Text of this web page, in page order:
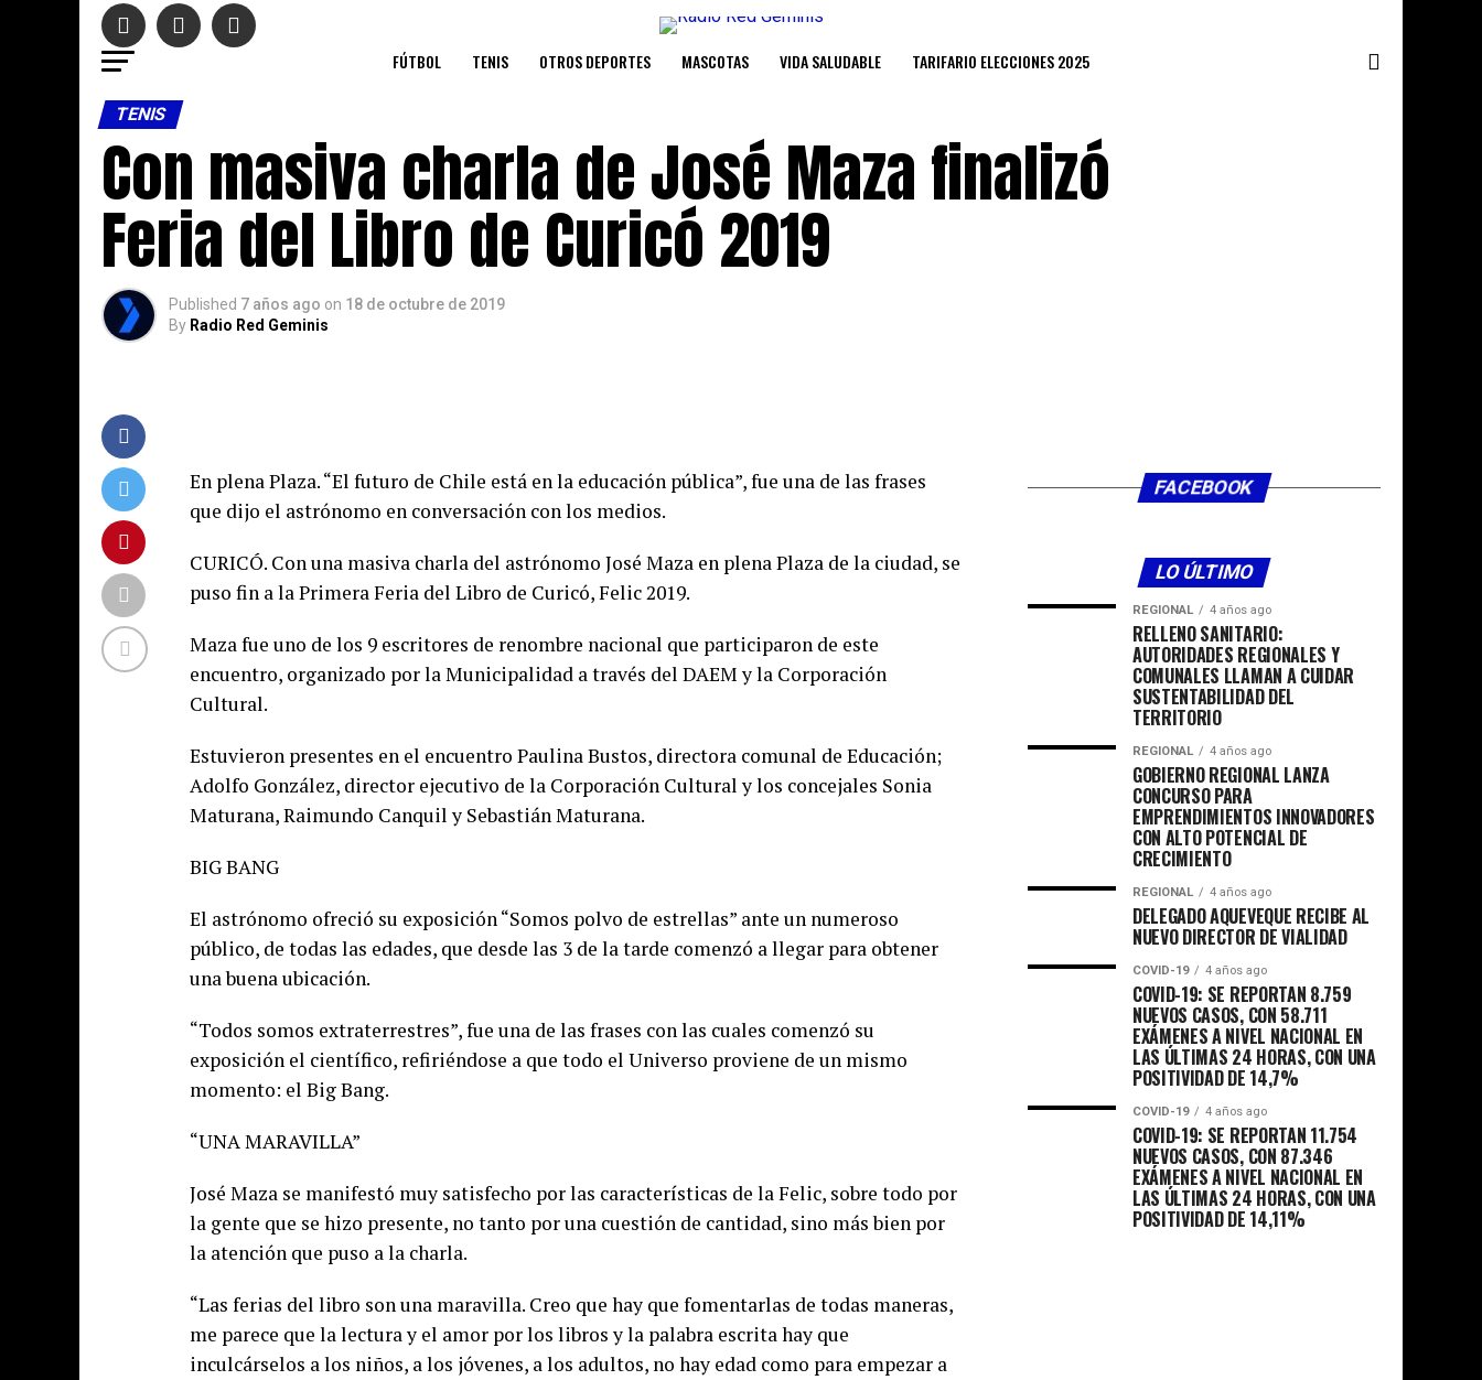
FÚTBOL TENIS OTROS DEPORTES MASCOTAS VIDA SALUDABLE TARIFARIO ELECCIONES 2025
TENIS
Con masiva charla de José Maza finalizó
Feria del Libro de Curicó 2019
Published 7 años ago on 18 de octubre de 2019
By Radio Red Geminis
En plena Plaza. “El futuro de Chile está en la educación pública”, fue una de las frases
que dijo el astrónomo en conversación con los medios.
CURICÓ. Con una masiva charla del astrónomo José Maza en plena Plaza de la ciudad, se
puso fin a la Primera Feria del Libro de Curicó, Felic 2019.
Maza fue uno de los 9 escritores de renombre nacional que participaron de este
encuentro, organizado por la Municipalidad a través del DAEM y la Corporación
Cultural.
Estuvieron presentes en el encuentro Paulina Bustos, directora comunal de Educación;
Adolfo González, director ejecutivo de la Corporación Cultural y los concejales Sonia
Maturana, Raimundo Canquil y Sebastián Maturana.
BIG BANG
El astrónomo ofreció su exposición “Somos polvo de estrellas” ante un numeroso
público, de todas las edades, que desde las 3 de la tarde comenzó a llegar para obtener
una buena ubicación.
“Todos somos extraterrestres”, fue una de las frases con las cuales comenzó su
exposición el científico, refiriéndose a que todo el Universo proviene de un mismo
momento: el Big Bang.
“UNA MARAVILLA”
José Maza se manifestó muy satisfecho por las características de la Felic, sobre todo por
la gente que se hizo presente, no tanto por una cuestión de cantidad, sino más bien por
la atención que puso a la charla.
“Las ferias del libro son una maravilla. Creo que hay que fomentarlas de todas maneras,
me parece que la lectura y el amor por los libros y la palabra escrita hay que
inculcárselos a los niños, a los jóvenes, a los adultos, no hay edad como para empezar a
FACEBOOK
LO ÚLTIMO
REGIONAL 4 años ago
RELLENO SANITARIO:
AUTORIDADES REGIONALES Y
COMUNALES LLAMAN A CUIDAR
SUSTENTABILIDAD DEL
TERRITORIO
REGIONAL 4 años ago
GOBIERNO REGIONAL LANZA
CONCURSO PARA
EMPRENDIMIENTOS INNOVADORES
CON ALTO POTENCIAL DE
CRECIMIENTO
REGIONAL 4 años ago
DELEGADO AQUEVEQUE RECIBE AL
NUEVO DIRECTOR DE VIALIDAD
COVID-19 4 años ago
COVID-19: SE REPORTAN 8.759
NUEVOS CASOS, CON 58.711
EXÁMENES A NIVEL NACIONAL EN
LAS ÚLTIMAS 24 HORAS, CON UNA
POSITIVIDAD DE 14,7%
COVID-19 4 años ago
COVID-19: SE REPORTAN 11.754
NUEVOS CASOS, CON 87.346
EXÁMENES A NIVEL NACIONAL EN
LAS ÚLTIMAS 24 HORAS, CON UNA
POSITIVIDAD DE 14,11%